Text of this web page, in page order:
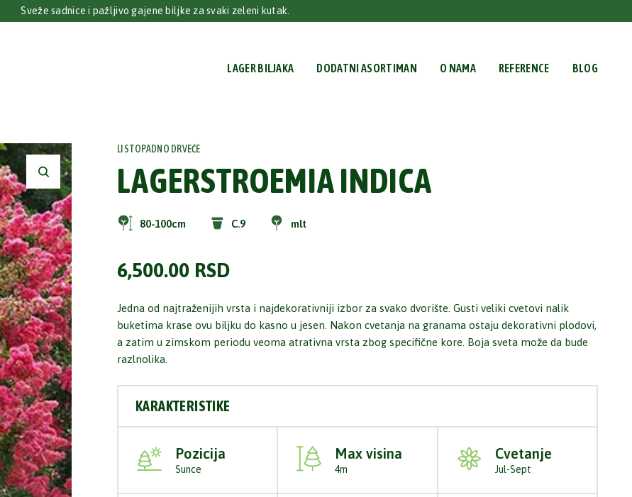
Sveže sadnice i pažljivo gajene biljke za svaki zeleni kutak.
LAGER BILJAKA DODATNI ASORTIMAN O NAMA REFERENCE BLOG
LISTOPADNO DRVEĆE
LAGERSTROEMIA INDICA
80-100cm C.9 mlt
6,500.00 RSD
Jedna od najtraženijih vrsta i najdekorativniji izbor za svako dvorište. Gusti veliki cvetovi nalik
buketima krase ovu biljku do kasno u jesen. Nakon cvetanja na granama ostaju dekorativni plodovi,
a zatim u zimskom periodu veoma atrativna vrsta zbog specifične kore. Boja sveta može da bude
razlnolika.
KARAKTERISTIKE
Pozicija
Sunce
Max visina
4m
Cvetanje
Jul-Sept